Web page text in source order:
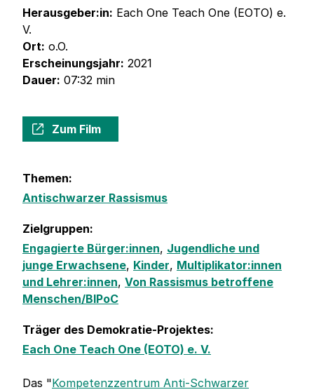
Herausgeber:in: Each One Teach One (EOTO) e.
V.
Ort: o.O.
Erscheinungsjahr: 2021
Dauer: 07:32 min
Zum Film
Themen:
Antischwarzer Rassismus
Zielgruppen:
Engagierte Bürger:innen, Jugendliche und
junge Erwachsene, Kinder, Multiplikator:innen
und Lehrer:innen, Von Rassismus betroffene
Menschen/BIPoC
Träger des Demokratie-Projektes:
Each One Teach One (EOTO) e. V.
Das "Kompetenzzentrum Anti-Schwarzer